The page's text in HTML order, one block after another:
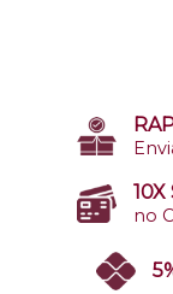
10X
no